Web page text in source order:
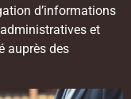
d’informations
et
auprès des